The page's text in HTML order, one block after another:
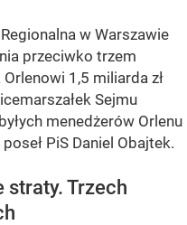
w Warszawie
przeciwko trzem
1,5 miliarda zł
Sejmu
menedżerów Orlenu
PiS Daniel Obajtek.
straty. Trzech